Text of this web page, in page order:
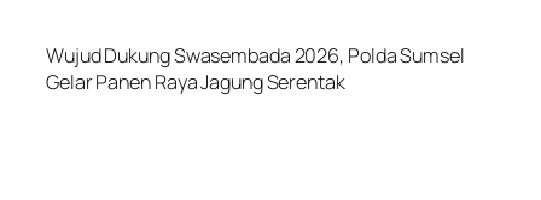
Wujud Dukung Swasembada 2026, Polda Sumsel
Gelar Panen Raya Jagung Serentak